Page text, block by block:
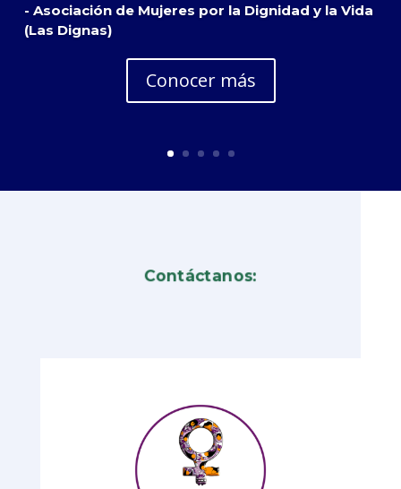
- Asociación de Mujeres por la Dignidad y la Vida
(Las Dignas)
Conocer más
Contáctanos: